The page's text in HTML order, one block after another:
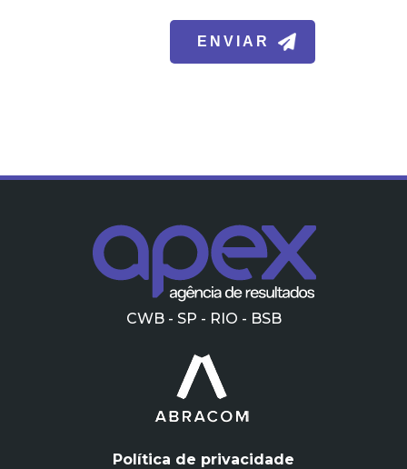
CWB - SP - RIO - BSB
Política de privacidade